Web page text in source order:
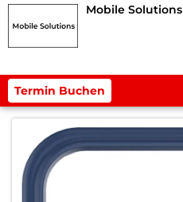
Mobile Solutions
Termin Buchen